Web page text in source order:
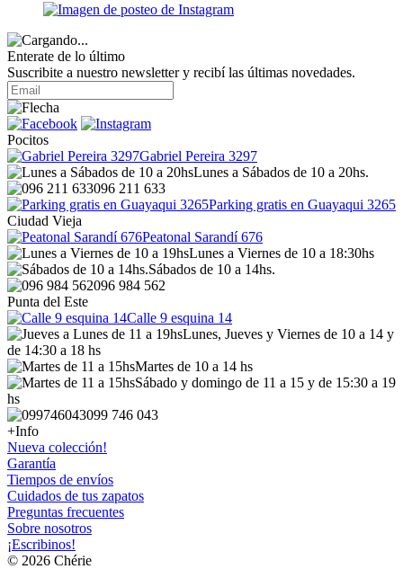
Enterate de lo último
Suscribite a nuestro newsletter y recibí las últimas novedades.
Pocitos
Gabriel Pereira 3297
Lunes a Sábados de 10 a 20hs.
096 211 633
Parking gratis en Guayaqui 3265
Ciudad Vieja
Peatonal Sarandí 676
Lunes a Viernes de 10 a 18:30hs
Sábados de 10 a 14hs.
096 984 562
Punta del Este
Calle 9 esquina 14
Lunes, Jueves y Viernes de 10 a 14 y
de 14:30 a 18 hs
Martes de 10 a 14 hs
Sábado y domingo de 11 a 15 y de 15:30 a 19
hs
099 746 043
+Info
Nueva colección!
Garantía
Tiempos de envíos
Cuidados de tus zapatos
Preguntas frecuentes
Sobre nosotros
¡Escribinos!
© 2026 Chérie